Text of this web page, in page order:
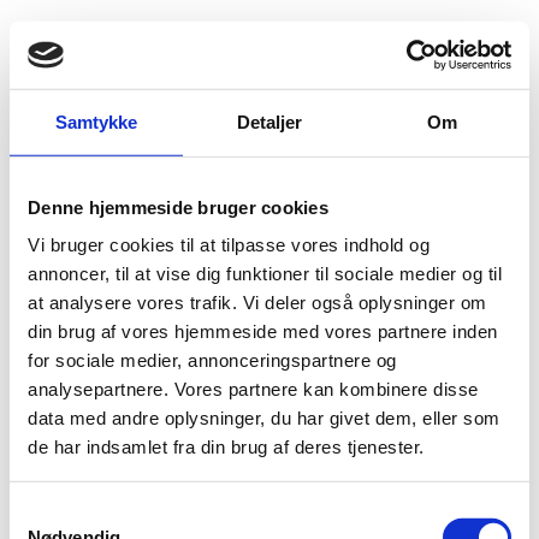
Samtykke Detaljer Om
Denne hjemmeside bruger cookies
Vi bruger cookies til at tilpasse vores indhold og
annoncer, til at vise dig funktioner til sociale medier og til
at analysere vores trafik. Vi deler også oplysninger om
din brug af vores hjemmeside med vores partnere inden
for sociale medier, annonceringspartnere og
analysepartnere. Vores partnere kan kombinere disse
data med andre oplysninger, du har givet dem, eller som
de har indsamlet fra din brug af deres tjenester.
Gå til forsiden Fold søgefelt ud
Menu
Flygtningenævnet
Baggrundsmateriale
Words to Deeds – The Urgent Need for Human
Rights Reform
01.01.2006 Bilag 58Human Rights Watch (HRW)Libyen (II)
Indeholder oplysninger om retssystemet, herunder om
strafferetsplejen, samt om anvendelse afdødsstraf
tortur . Endvidere oplysninger om ytrings-, presse-,
forsamlings- og foreningsfrihed.
Download